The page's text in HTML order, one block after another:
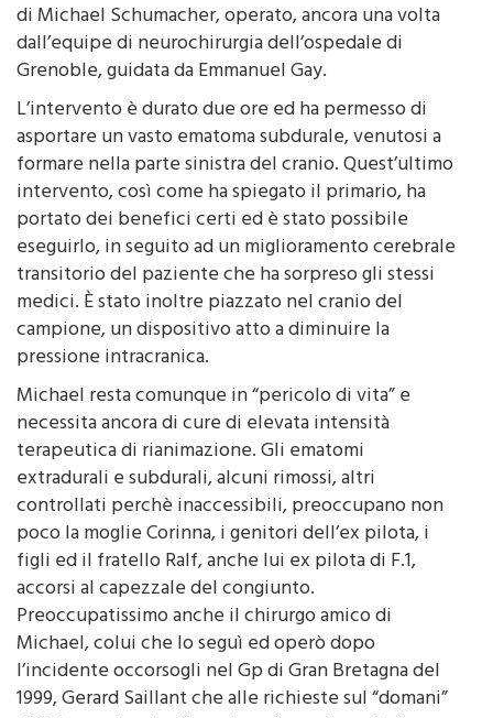
Giungono nuove indiscrezioni sullo stato di salute
di Michael Schumacher, operato, ancora una volta
dall’equipe di neurochirurgia dell’ospedale di
Grenoble, guidata da Emmanuel Gay.
L’intervento è durato due ore ed ha permesso di
asportare un vasto ematoma subdurale, venutosi a
formare nella parte sinistra del cranio. Quest’ultimo
intervento, così come ha spiegato il primario, ha
portato dei benefici certi ed è stato possibile
eseguirlo, in seguito ad un miglioramento cerebrale
transitorio del paziente che ha sorpreso gli stessi
medici. È stato inoltre piazzato nel cranio del
campione, un dispositivo atto a diminuire la
pressione intracranica.
Michael resta comunque in “pericolo di vita” e
necessita ancora di cure di elevata intensità
terapeutica di rianimazione. Gli ematomi
extradurali e subdurali, alcuni rimossi, altri
controllati perchè inaccessibili, preoccupano non
poco la moglie Corinna, i genitori dell’ex pilota, i
figli ed il fratello Ralf, anche lui ex pilota di F.1,
accorsi al capezzale del congiunto.
Preoccupatissimo anche il chirurgo amico di
Michael, colui che lo seguì ed operò dopo
l’incidente occorsogli nel Gp di Gran Bretagna del